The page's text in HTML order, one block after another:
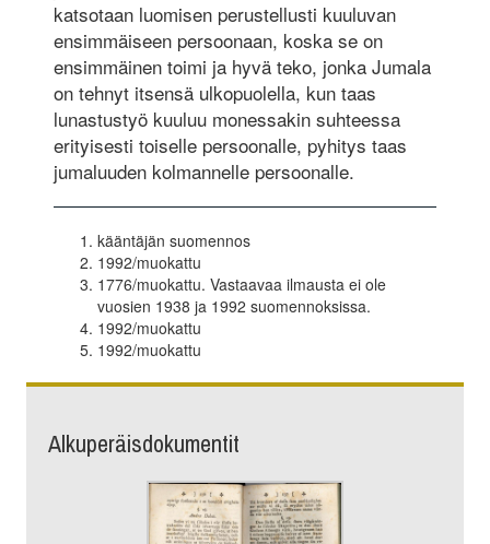
katsotaan luomisen perustellusti kuuluvan
ensimmäiseen persoonaan, koska se on
ensimmäinen toimi ja hyvä teko, jonka Jumala
on tehnyt itsensä ulkopuolella, kun taas
lunastustyö kuuluu monessakin suhteessa
erityisesti toiselle persoonalle, pyhitys taas
jumaluuden kolmannelle persoonalle.
kääntäjän suomennos
1992/muokattu
1776/muokattu. Vastaavaa ilmausta ei ole
vuosien 1938 ja 1992 suomennoksissa.
1992/muokattu
1992/muokattu
Alkuperäisdokumentit